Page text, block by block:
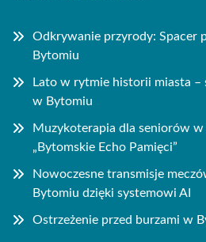
Odkrywanie przyrody: Spacer
Bytomiu
Lato w rytmie historii miasta –
w Bytomiu
Muzykoterapia dla seniorów
„Bytomskie Echo Pamięci”
Nowoczesne transmisje
Bytomiu dzięki systemowi AI
Ostrzeżenie przed burzami w